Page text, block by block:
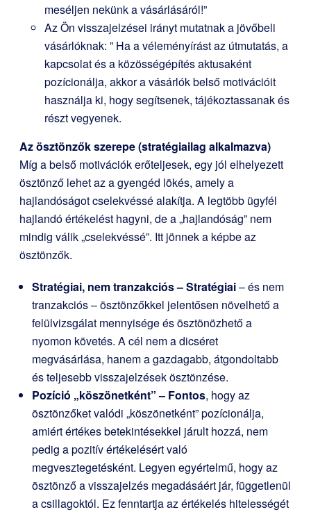
meséljen nekünk a vásárlásáról!”
Az Ön visszajelzései irányt mutatnak a jövőbeli
vásárlóknak: ” Ha a véleményírást az útmutatás, a
kapcsolat és a közösségépítés aktusaként
pozícionálja, akkor a vásárlók belső motivációit
használja ki, hogy segítsenek, tájékoztassanak és
részt vegyenek.
Az ösztönzők szerepe (stratégiailag alkalmazva)
Míg a belső motivációk erőteljesek, egy jól elhelyezett
ösztönző lehet az a gyengéd lökés, amely a
hajlandóságot cselekvéssé alakítja. A legtöbb ügyfél
hajlandó értékelést hagyni, de a „hajlandóság” nem
mindig válik „cselekvéssé”. Itt jönnek a képbe az
ösztönzők.
Stratégiai, nem tranzakciós – Stratégiai– és nem
tranzakciós – ösztönzőkkel jelentősen növelhető a
felülvizsgálat mennyisége és ösztönözhető a
nyomon követés. A cél nem a dicséret
megvásárlása, hanem a gazdagabb, átgondoltabb
és teljesebb visszajelzések ösztönzése.
Pozíció „köszönetként” – Fontos, hogy az
ösztönzőket valódi „köszönetként” pozícionálja,
amiért értékes betekintésekkel járult hozzá, nem
pedig a pozitív értékelésért való
megvesztegetésként. Legyen egyértelmű, hogy az
ösztönző a visszajelzés megadásáért jár, függetlenül
a csillagoktól. Ez fenntartja az értékelés hitelességét